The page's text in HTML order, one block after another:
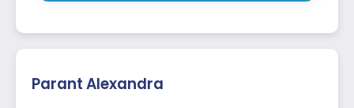
Parant Alexandra